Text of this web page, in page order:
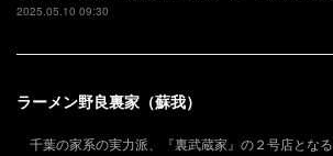
2025.05.10 09:30
ラーメン野良裏家（蘇我）
千葉の家系の実力派、『裏武蔵家』の２号店となる